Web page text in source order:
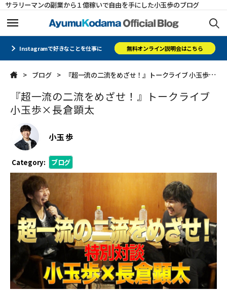
サラリーマンの副業から１億稼いで自由を手にした小玉歩のブログ
ホーム
メルマガ
コミュニティ
オフィシャルサイト
CLOSE
ホーム
メルマガ
コミュニティ
オフィシャルサイト
CLOSE
Instagramで好きなことを仕事に 無料オンライン説明会はこちら
ブログ 『超一流の二流をめざせ！』トークライブ 小玉歩×長倉顕太
『超一流の二流をめざせ！』トークライブ
小玉歩×長倉顕太
小玉 歩
Category: ブログ